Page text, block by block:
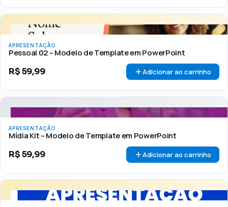
APRESENTAÇÃO
Pessoal 02 – Modelo de Template em PowerPoint
R$59,99 Adicionar ao carrinho
APRESENTAÇÃO
Mídia Kit – Modelo de Template em PowerPoint
R$59,99 Adicionar ao carrinho